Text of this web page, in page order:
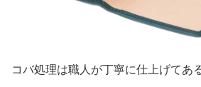
コバ処理は職人が丁寧に仕上げてあ